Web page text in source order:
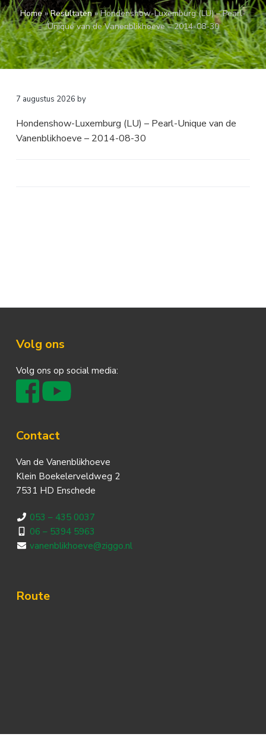
a
v
i
g
a
o
u
d
k
s
t
Home»Resultaten»Hondenshow-Luxemburg (LU) – Pearl-
Unique van de Vanenblikhoeve – 2014-08-30
7 augustus 2026 by
Hondenshow-Luxemburg (LU) – Pearl-Unique van de
Vanenblikhoeve – 2014-08-30
Footer
Volg ons
Volg ons op social media:
Contact
Van de Vanenblikhoeve
Klein Boekelerveldweg 2
7531 HD Enschede
053 – 435 0037
06 – 5394 5963
vanenblikhoeve@ziggo.nl
Route